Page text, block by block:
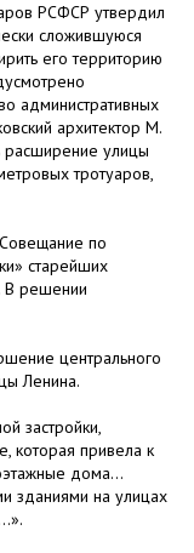
РСФСР утвердил
сложившуюся
его территорию
административных
архитектор М.
расширение улицы
тротуаров,
по
старейших
В решении
центрального
Ленина.
застройки,
которая привела к
дома...
зданиями на улицах